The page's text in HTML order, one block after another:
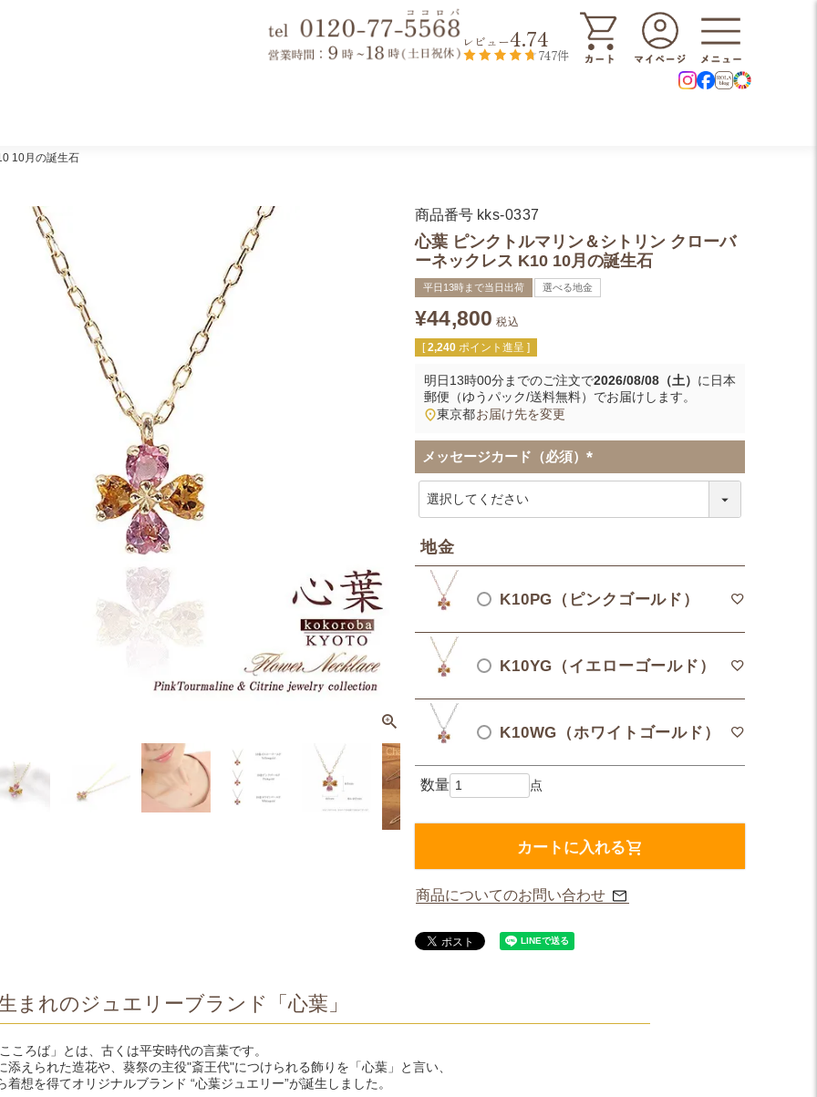
レビュー4.74
747件
10月の誕生石
商品番号 kks-0337
心葉 ピンクトルマリン＆シトリン クローバ
ーネックレス K10 10月の誕生石
平日13時まで当日出荷 選べる地金
¥44,800 税込
[ 2,240 ポイント進呈 ]
明日13時00分までのご注文で2026/08/08（土） に 日本
郵便（ゆうパック/送料無料） でお届けします。
東京都お届け先を変更
メッセージカード（必須）
(
地金
K10PG（ピンクゴールド）
K10YG（イエローゴールド）
K10WG（ホワイトゴールド）
カートに入れる
商品についてのお問い合わせ
まれのジュエリーブランド「心葉」
ころば」とは、古くは平安時代の言葉です。
添えられた造花や、葵祭の主役"斎王代"につけられる飾りを「心葉」と言い、
着想を得てオリジナルブランド “心葉ジュエリー”が誕生しました。